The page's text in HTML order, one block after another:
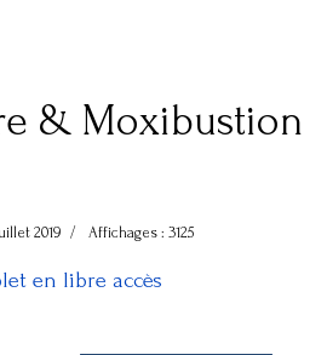
& Moxibustion
2019 Affichages : 3125
en libre accès